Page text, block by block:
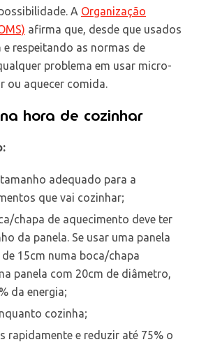
A Organização
afirma que, desde que usados
respeitando as normas de
problema em usar micro-
ou aquecer comida.
hora de cozinhar
adequado para a
que vai cozinhar;
chapa de aquecimento deve ter
da panela. Se usar uma panela
15cm numa boca/chapa
panela com 20cm de diâmetro,
da energia;
cozinha;
rapidamente e reduzir até 75% o